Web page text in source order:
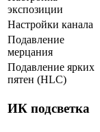
экспозиции
Настройки канала
Подавление
мерцания
Подавление ярких
пятен (HLC)
ИК подсветка